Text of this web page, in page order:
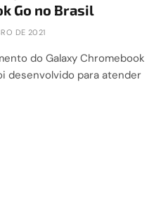
Go no Brasil
DE 2021
do Galaxy Chromebook
desenvolvido para atender